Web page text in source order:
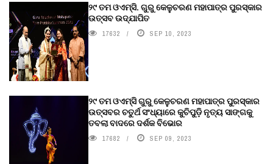
୨୯ ତମ ଓଏମ୍‌ସି. ଗୁରୁ କେଳୁଚରଣ ମହାପାତ୍ର ପୁରସ୍କାର
ଉତ୍ସବ ଉଦ୍‍ଯାପିତ
17632 SEP 10, 2023
୨୯ ତମ ଓଏମ୍‌ସି ଗୁରୁ କେଳୁଚରଣ ମହାପାତ୍ର ପୁରସ୍କାର
ଉତ୍ସବର ଚତୁର୍ଥ ସଂଧ୍ୟାରେ କୁଚିପୁଡ଼ି ନୃତ୍ୟ ସାଙ୍ଗକୁ
ତବଲା ବାଦରେ ଦର୍ଶକ ବିଭୋର
17682 SEP 09, 2023